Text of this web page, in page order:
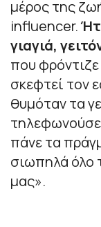
μέρος της
influencer.
γιαγιά,
που φρόντιζε
σκεφτεί τον
θυμόταν τα
πάνε τα
σιωπηλά όλο
μας».